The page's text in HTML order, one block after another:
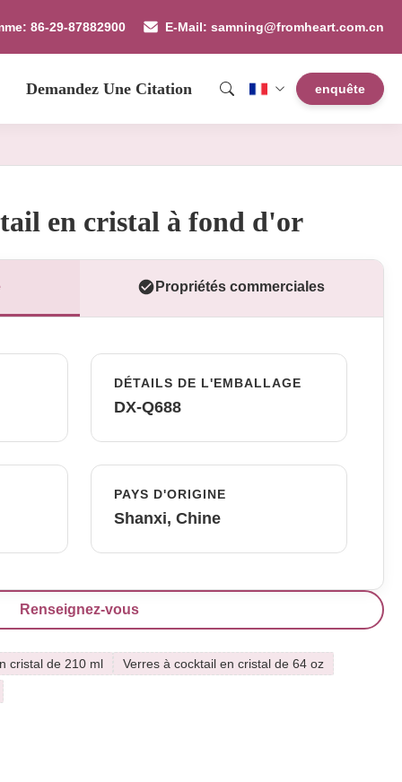
86-29-87882900 E-Mail: samning@fromheart.com.cn
Demandez Une Citation enquête
en cristal à fond d'or
Propriétés commerciales
DÉTAILS DE L'EMBALLAGE
DX-Q688
PAYS D'ORIGINE
Shanxi, Chine
Renseignez-vous
cristal de 210 ml
Verres à cocktail en cristal de 64 oz